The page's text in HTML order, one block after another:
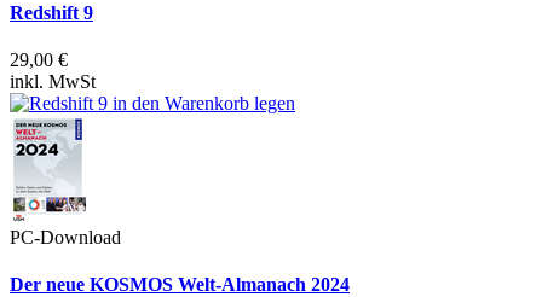
Redshift 9
29,00 €
inkl. MwSt
PC-Download
Der neue KOSMOS Welt-Almanach 2024